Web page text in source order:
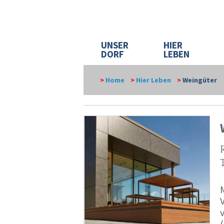
UNSER
DORF
HIER
LEBEN
> Home > Hier Leben >Weingüter